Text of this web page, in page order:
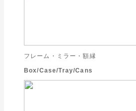
フレーム・ミラー・額縁
Box/Case/Tray/Cans